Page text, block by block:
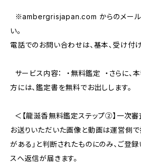
⸻ ※ambergrisjapan.com からのメール
い。
電話でのお問い合わせは、基本、受け付
⸻ サービス内容： ・無料鑑定 ・さらに、
方には、鑑定書を無料でお出しします。
＜【龍涎香無料鑑定ステップ②】一次
お送りいただいた画像と動画は運営側で
がある」と判断されたものにのみ、ご登
スへ返信が届きます。